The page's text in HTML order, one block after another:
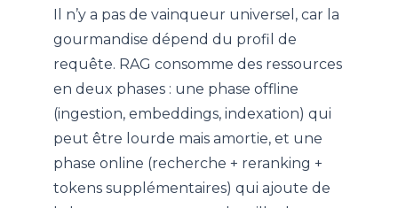
Il n’y a pas de vainqueur universel, car la
gourmandise dépend du profil de
requête. RAG consomme des ressources
en deux phases : une phase offline
(ingestion, embeddings, indexation) qui
peut être lourde mais amortie, et une
phase online (recherche + reranking +
tokens supplémentaires) qui ajoute de